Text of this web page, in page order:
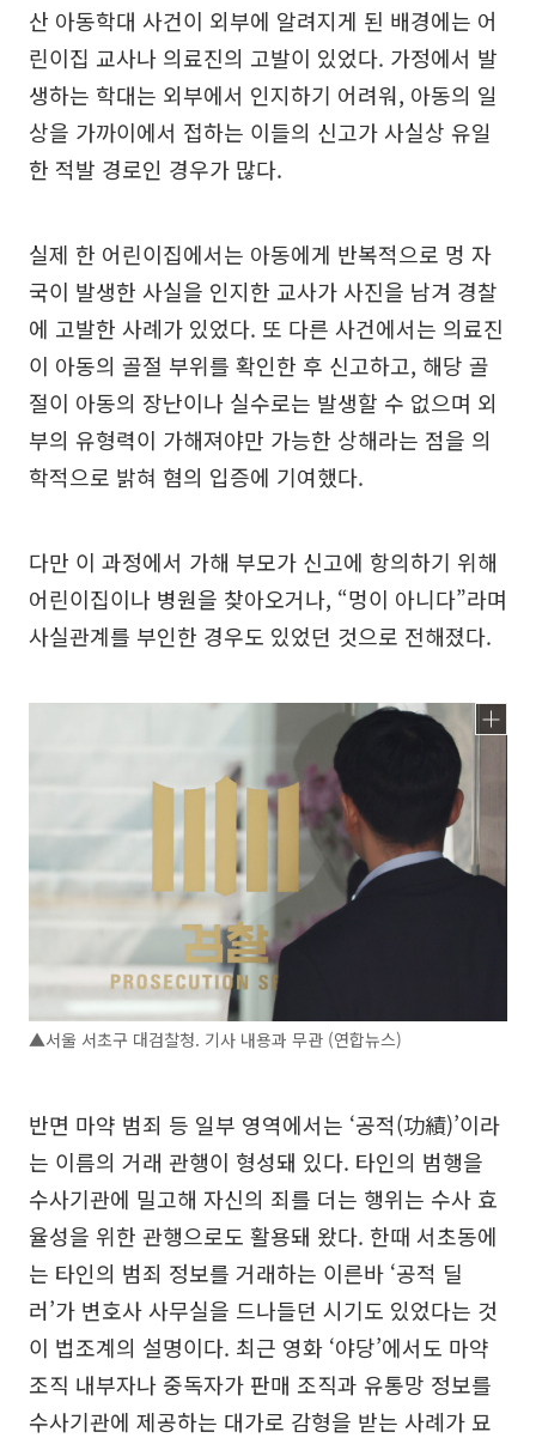
산 아동학대 사건이 외부에 알려지게 된 배경에는 어
린이집 교사나 의료진의 고발이 있었다. 가정에서 발
생하는 학대는 외부에서 인지하기 어려워, 아동의 일
상을 가까이에서 접하는 이들의 신고가 사실상 유일
한 적발 경로인 경우가 많다.
실제 한 어린이집에서는 아동에게 반복적으로 멍 자
국이 발생한 사실을 인지한 교사가 사진을 남겨 경찰
에 고발한 사례가 있었다. 또 다른 사건에서는 의료진
이 아동의 골절 부위를 확인한 후 신고하고, 해당 골
절이 아동의 장난이나 실수로는 발생할 수 없으며 외
부의 유형력이 가해져야만 가능한 상해라는 점을 의
학적으로 밝혀 혐의 입증에 기여했다.
다만 이 과정에서 가해 부모가 신고에 항의하기 위해
어린이집이나 병원을 찾아오거나, “멍이 아니다”라며
사실관계를 부인한 경우도 있었던 것으로 전해졌다.
▲서울 서초구 대검찰청. 기사 내용과 무관 (연합뉴스)
반면 마약 범죄 등 일부 영역에서는 ‘공적(功績)’이라
는 이름의 거래 관행이 형성돼 있다. 타인의 범행을
수사기관에 밀고해 자신의 죄를 더는 행위는 수사 효
율성을 위한 관행으로도 활용돼 왔다. 한때 서초동에
는 타인의 범죄 정보를 거래하는 이른바 ‘공적 딜
러’가 변호사 사무실을 드나들던 시기도 있었다는 것
이 법조계의 설명이다. 최근 영화 ‘야당’에서도 마약
조직 내부자나 중독자가 판매 조직과 유통망 정보를
수사기관에 제공하는 대가로 감형을 받는 사례가 묘